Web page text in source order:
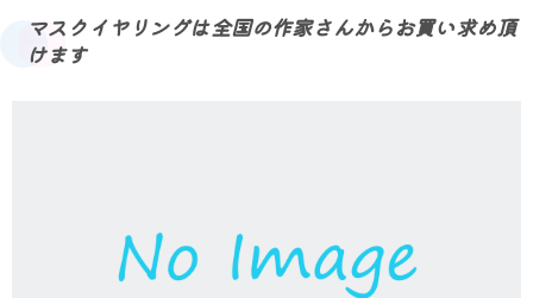
マスクイヤリングは全国の作家さんからお買い求め頂
けます